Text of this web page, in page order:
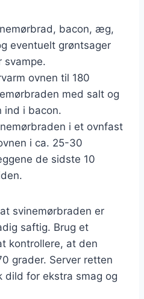
bacon, æg,
eventuelt grøntsager
svampe.
ovnen til 180
med salt og
ind i bacon.
i et ovnfast
i ca. 25-30
de sidste 10
svinemørbraden er
saftig. Brug et
kontrollere, at den
grader. Server retten
dild for ekstra smag og